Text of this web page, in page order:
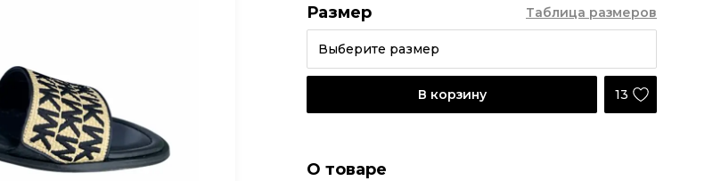
Размер
Выберите размер
Таблица размеров
В корзину 13
О товаре